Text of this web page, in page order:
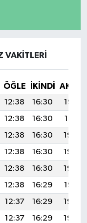
VAKITLERI
ÖĞLE İKINDI
12:38 16:30
19:52
12:38 16:30
19:51
12:38 16:30
19:50
12:38 16:30
19:49
12:38 16:30
19:48
12:38 16:29
19:47
12:37 16:29
19:46
12:37 16:29
19:45